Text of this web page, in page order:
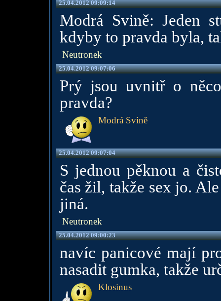
25.04.2012 09:09:14
Modrá Svině: Jeden
kdyby to pravda byla,
Neutronek
25.04.2012 09:07:06
Prý jsou uvnitř o
pravda?
Modrá Svině
25.04.2012 09:07:04
S jednou pěknou a
čas žil, takže sex jo.
jiná.
Neutronek
25.04.2012 09:00:23
navíc panicové mají
nasadit gumka, takže
Klosinus